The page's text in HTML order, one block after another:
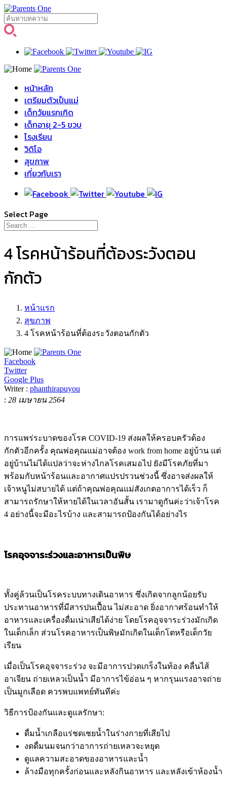
หน้าหลัก
เตรียมตัวเป็นแม่
เด็กวัยแรกเกิด
เด็กอายุ 2-5 ขวบ
โรงเรียน
วิดิโอ
สุขภาพ
เกี่ยวกับเรา
Select Page
4 โรคหน้าร้อนที่ต้องระวังตอน
กักตัว
หน้าแรก
สุขภาพ
4 โรคหน้าร้อนที่ต้องระวังตอนกักตัว
Facebook
Twitter
Google Plus
Writer : phanthirapuyou
: 28 เมษายน 2564
การแพร่ระบาดของโรค COVID-19 ส่งผลให้ครอบครัวต้อง
กักตัวอีกครั้ง คุณพ่อคุณแม่อาจต้อง work from home อยู่บ้าน แต่
อยู่บ้านไม่ได้แปลว่าจะห่างไกลโรคเสมอไป ยังมีโรคภัยที่มา
พร้อมกับหน้าร้อนและอากาศแปรปรวนช่วงนี้ ซึ่งอาจส่งผลให้
เจ้าหนูไม่สบายได้ แต่ถ้าคุณพ่อคุณแม่สังเกตอาการได้เร็ว ก็
สามารถรักษาให้หายได้ในเวลาอันสั้น เรามาดูกันค่ะว่าเจ้าโรค
4 อย่างนี้จะมีอะไรบ้าง และสามารถป้องกันได้อย่างไร
โรคอุจจาระร่วงและอาหารเป็นพิษ
ทั้งคู่ล้วนเป็นโรคระบบทางเดินอาหาร ซึ่งเกิดจากลูกน้อยรับ
ประทานอาหารที่มีสารปนเปื้อน ไม่สะอาด ยิ่งอากาศร้อนทำให้
อาหารและเครื่องดื่มเน่าเสียได้ง่าย โดยโรคอุจจาระร่วงมักเกิด
ในเด็กเล็ก ส่วนโรคอาหารเป็นพิษมักเกิดในเด็กโตหรือเด็กวัย
เรียน
เมื่อเป็นโรคอุจจาระร่วง จะมีอาการปวดเกร็งในท้อง คลื่นไส้
อาเจียน ถ่ายเหลวเป็นน้ำ มีอาการไข้อ่อน ๆ หากรุนแรงอาจถ่าย
เป็นมูกเลือด ควรพบแพทย์ทันทีค่ะ
วิธีการป้องกันและดูแลรักษา:
ดื่มน้ำเกลือแร่ชดเชยน้ำในร่างกายที่เสียไป
งดดื่มนมจนกว่าอาการถ่ายเหลวจะหยุด
ดูแลความสะอาดของอาหารและน้ำ
ล้างมือทุกครั้งก่อนและหลังกินอาหาร และหลังเข้าห้องน้ำ